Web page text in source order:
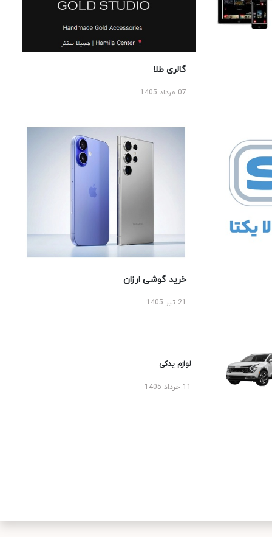
گالری طلا
07 مرداد 1405
خرید گوشی ارزان
لوازم یدکی